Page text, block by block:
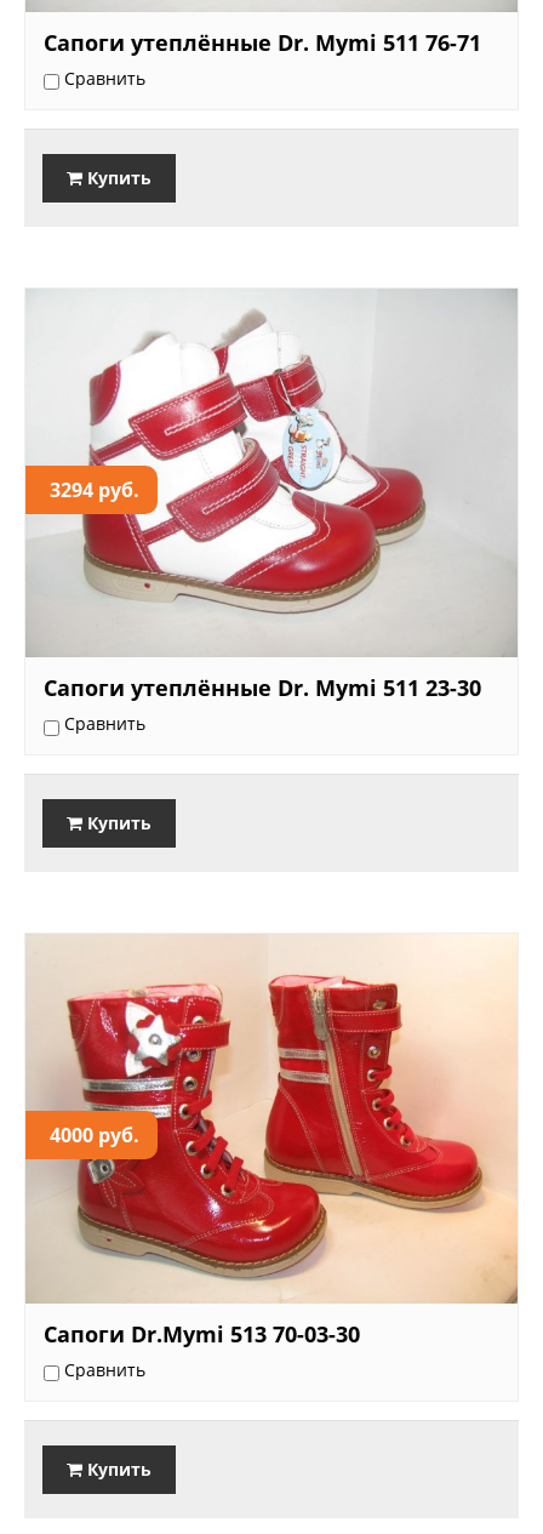
Сапоги утеплённые Dr. Mymi 511 76-71
Сравнить
Купить
3294 руб.
Сапоги утеплённые Dr. Mymi 511 23-30
Сравнить
Купить
4000 руб.
Сапоги Dr.Mymi 513 70-03-30
Сравнить
Купить